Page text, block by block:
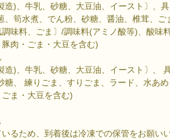
造)、牛乳、砂糖、大豆油、イースト〕、
、筍水煮、でん粉、砂糖、醤油、椎茸、ご
味料、ごま〕/調味料(アミノ酸等)、酸味
肉・ごま・大豆を含む)
造)、牛乳、砂糖、大豆油、イースト〕、
糖、 練りごま、すりごま、ラード、水あ
ま・大豆を含む)
いるため、到着後は冷凍での保管をお願い